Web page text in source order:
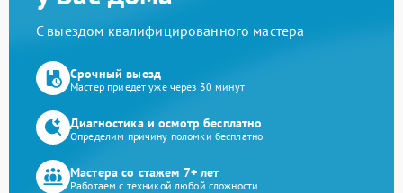
С выездом квалифицированного мастера
Срочный выезд
Мастер приедет уже через 30 минут
Диагностика и осмотр бесплатно
Определим причину поломки бесплатно
Мастера со стажем 7+ лет
Работаем с техникой любой сложности